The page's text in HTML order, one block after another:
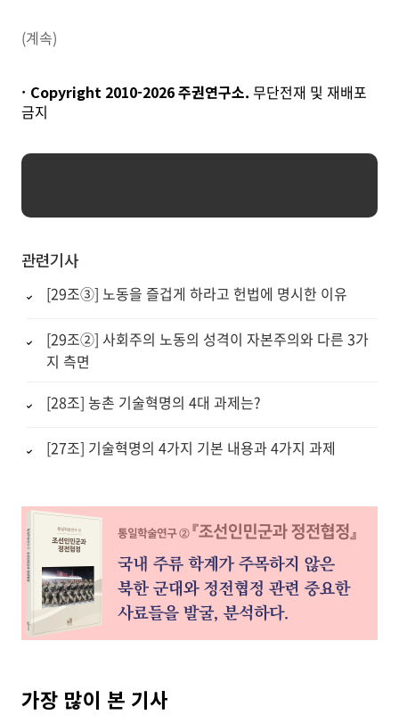
(계속)
Copyright 2010-2026주권연구소. 무단전재 및 재배포
금지
관련기사
[29조③] 노동을 즐겁게 하라고 헌법에 명시한 이유
[29조②] 사회주의 노동의 성격이 자본주의와 다른 3가
지 측면
[28조] 농촌 기술혁명의 4대 과제는?
[27조] 기술혁명의 4가지 기본 내용과 4가지 과제
가장 많이 본 기사